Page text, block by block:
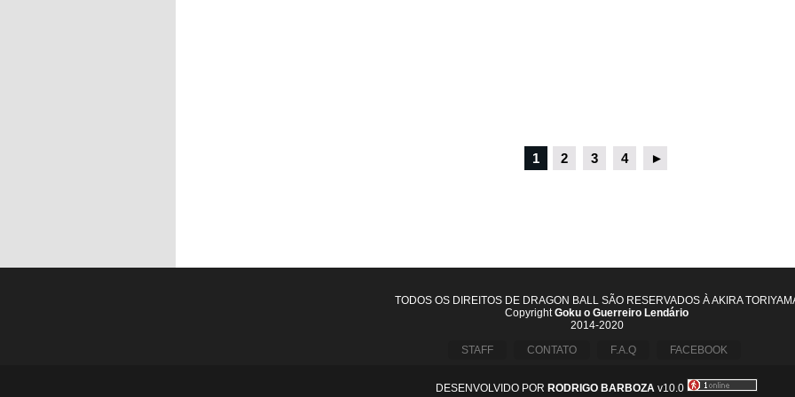
1 2 3 4 ►
TODOS OS DIREITOS DE DRAGON BALL SÃO RESERVADOS À AKIRA
CopyrightGoku o Guerreiro Lendário
2014-2020
STAFF
CONTATO F.A.Q FACEBOOK
DESENVOLVIDO POR RODRIGO BARBOZA v10.0